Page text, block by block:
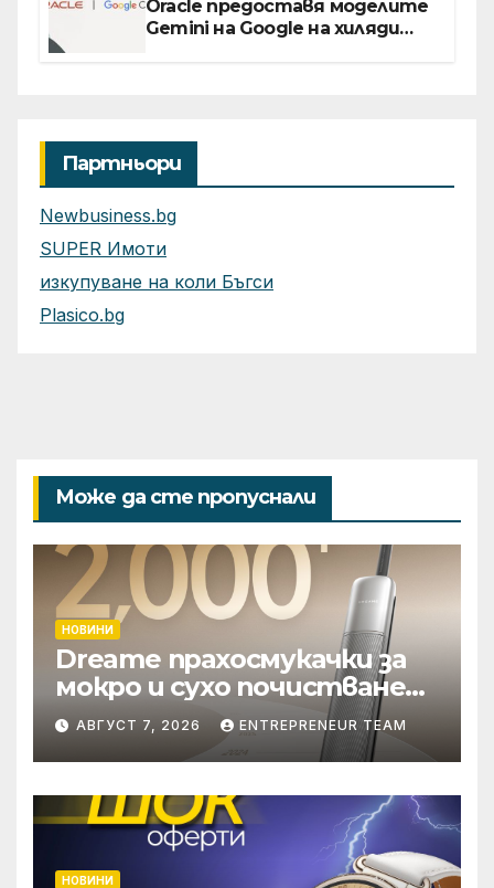
Oracle предоставя моделите
Gemini на Google на хиляди
Партньори
Newbusiness.bg
SUPER Имоти
изкупуване на коли Бъгси
Plasico.bg
Може да сте пропуснали
НОВИНИ
Dreame прахосмукачки за
мокро и сухо почистване
надхвърлиха 2 000
патентни заявки в
световен мащаб
АВГУСТ 7, 2026 ENTREPRENEUR TEAM
НОВИНИ